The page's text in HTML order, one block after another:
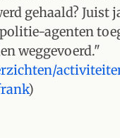
gehaald? Juist
agenten
weggevoerd."
)